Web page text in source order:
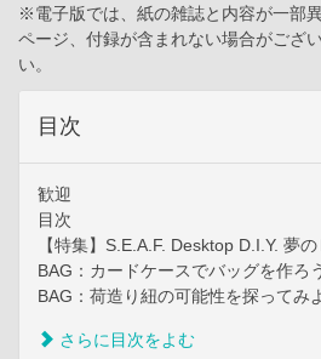
※電子版では、紙の雑誌と内容が一部
ページ、付録が含まれない場合がござ
い。
目次
歓迎
目次
【特集】S.E.A.F. Desktop D.I.Y. 夢
BAG：カードケースでバッグを作ろ
BAG：荷造り紐の可能性を探ってみ
さらに目次をよむ